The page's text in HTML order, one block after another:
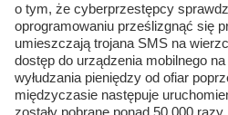
o tym, że cyberprzestępcy
oprogramowaniu prześlizgnąć się
umieszczają trojana SMS na
dostęp do urządzenia mobilnego
wyłudzania pieniędzy od ofiar
międzyczasie następuje